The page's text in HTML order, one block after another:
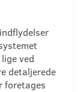
ved
detaljerede
foretages